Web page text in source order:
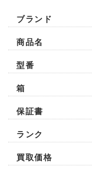
ブランド
商品名
型番
箱
保証書
ランク
買取価格